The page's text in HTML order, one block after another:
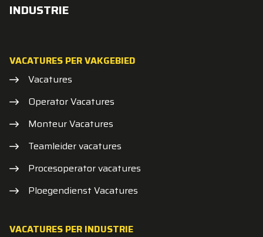
INDUSTRIE
VACATURES PER VAKGEBIED
Vacatures
Operator Vacatures
Monteur Vacatures
Teamleider vacatures
Procesoperator vacatures
Ploegendienst Vacatures
VACATURES PER INDUSTRIE